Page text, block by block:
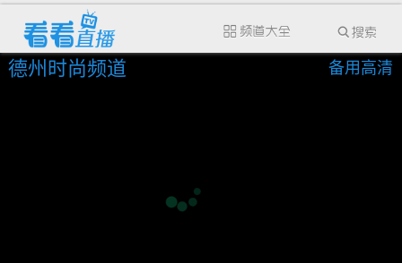
德州时尚频道 备用高清